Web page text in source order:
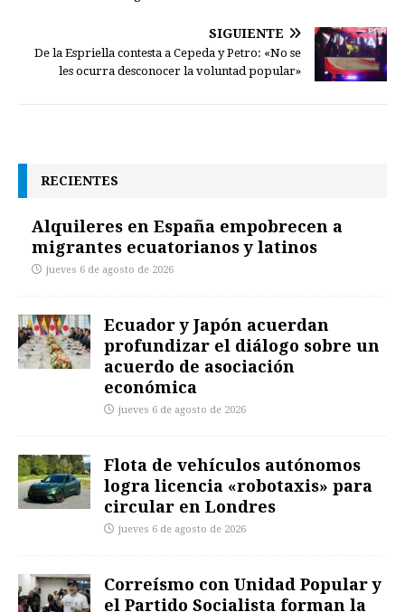
SIGUIENTE
De la Espriella contesta a Cepeda y Petro: «No se
les ocurra desconocer la voluntad popular»
RECIENTES
Alquileres en España empobrecen a
migrantes ecuatorianos y latinos
jueves 6 de agosto de 2026
Ecuador y Japón acuerdan
profundizar el diálogo sobre un
acuerdo de asociación
económica
jueves 6 de agosto de 2026
Flota de vehículos autónomos
logra licencia «robotaxis» para
circular en Londres
jueves 6 de agosto de 2026
Correísmo con Unidad Popular y
el Partido Socialista forman la